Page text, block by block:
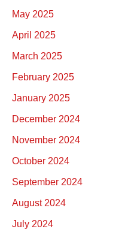
May 2025
April 2025
March 2025
February 2025
January 2025
December 2024
November 2024
October 2024
September 2024
August 2024
July 2024